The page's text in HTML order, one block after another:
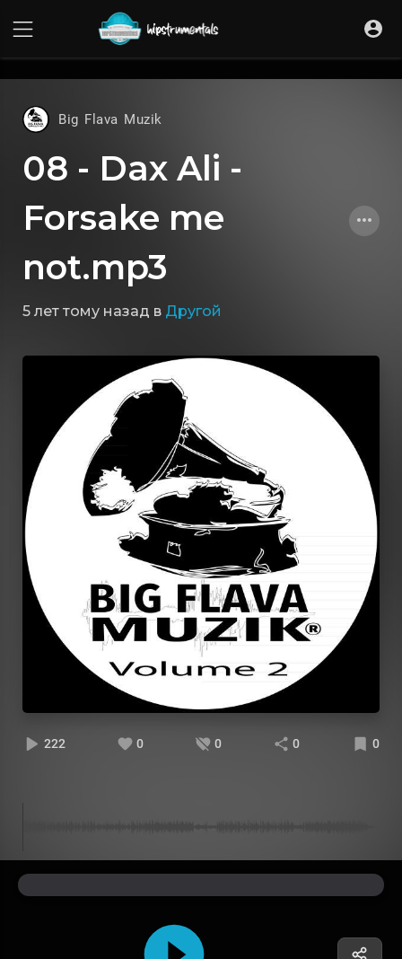
Big Flava Muzik
08 - Dax Ali -
Forsake me
not.mp3
5 лет тому назад в Другой
222 0 0 0 0